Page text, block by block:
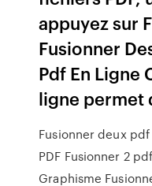
appuyez sur
Fusionner
Pdf En Ligne
ligne permet
Fusionner deux
PDF Fusionner 2
Graphisme